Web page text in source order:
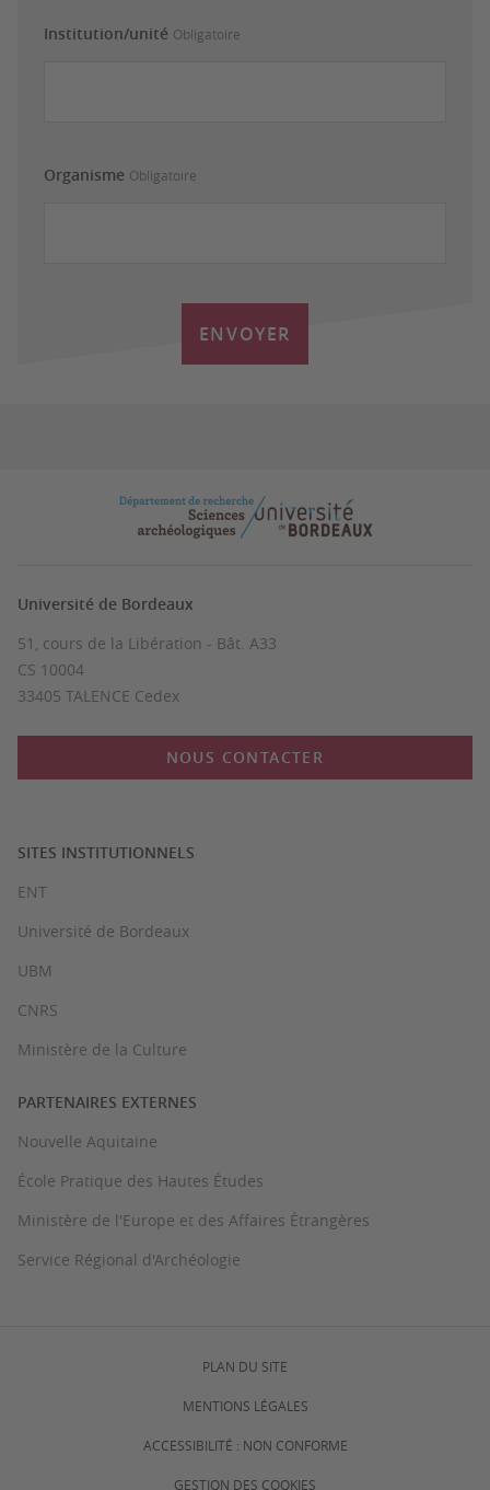
Institution/unité Obligatoire
Organisme Obligatoire
ENVOYER
Université de Bordeaux
51, cours de la Libération - Bât. A33
CS 10004
33405 TALENCE Cedex
NOUS CONTACTER
SITES INSTITUTIONNELS
ENT
Université de Bordeaux
UBM
CNRS
Ministère de la Culture
PARTENAIRES EXTERNES
Nouvelle Aquitaine
École Pratique des Hautes Études
Ministère de l'Europe et des Affaires Étrangères
Service Régional d'Archéologie
PLAN DU SITE
MENTIONS LÉGALES
ACCESSIBILITÉ : NON CONFORME
GESTION DES COOKIES